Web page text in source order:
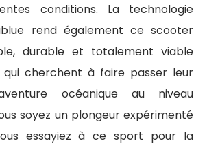
conditions. La technologie
rend également ce scooter
durable et totalement viable
cherchent à faire passer leur
océanique au niveau
soyez un plongeur expérimenté
essayiez à ce sport pour la